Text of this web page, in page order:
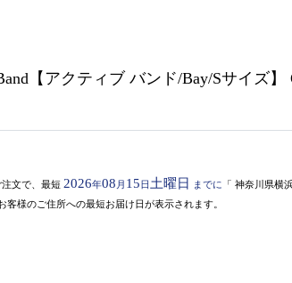
【アクティブ バンド/Bay/Sサイズ】
注文で、最短 2026年08 月 15日 土曜日 までに 「 神奈川県横
客様のご住所への最短お届け日が表示されます。